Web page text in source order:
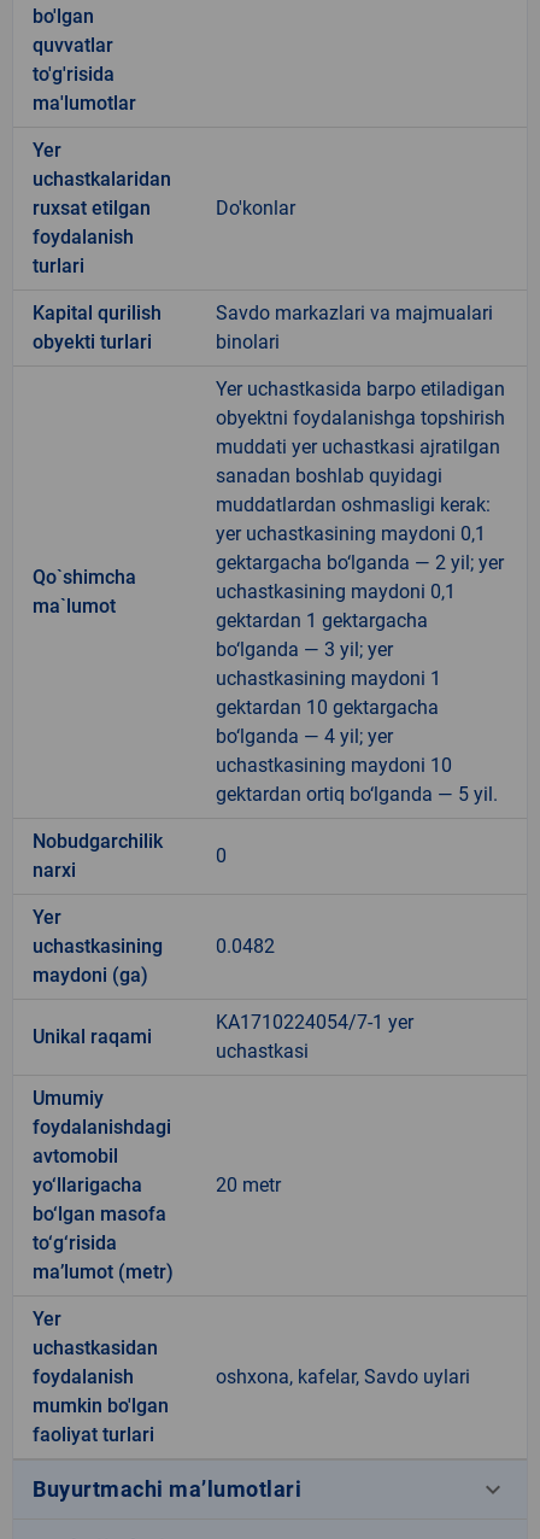
bo'lgan
quvvatlar
to'g'risida
ma'lumotlar
Yer
uchastkalaridan
ruxsat etilgan
foydalanish
turlari
Do'konlar
Kapital qurilish
obyekti turlari
Savdo markazlari va majmualari
binolari
Qo`shimcha
ma`lumot
Yer uchastkasida barpo etiladigan
obyektni foydalanishga topshirish
muddati yer uchastkasi ajratilgan
sanadan boshlab quyidagi
muddatlardan oshmasligi kerak:
yer uchastkasining maydoni 0,1
gektargacha bo‘lganda — 2 yil; yer
uchastkasining maydoni 0,1
gektardan 1 gektargacha
bo‘lganda — 3 yil; yer
uchastkasining maydoni 1
gektardan 10 gektargacha
bo‘lganda — 4 yil; yer
uchastkasining maydoni 10
gektardan ortiq bo‘lganda — 5 yil.
Nobudgarchilik
narxi
0
Yer
uchastkasining
maydoni (ga)
0.0482
Unikal raqami
KA1710224054/7-1 yer
uchastkasi
Umumiy
foydalanishdagi
avtomobil
yo‘llarigacha
bo‘lgan masofa
to‘g‘risida
ma’lumot (metr)
20 metr
Yer
uchastkasidan
foydalanish
mumkin bo'lgan
faoliyat turlari
oshxona, kafelar, Savdo uylari
Buyurtmachi ma’lumotlari keyboard_arrow_down